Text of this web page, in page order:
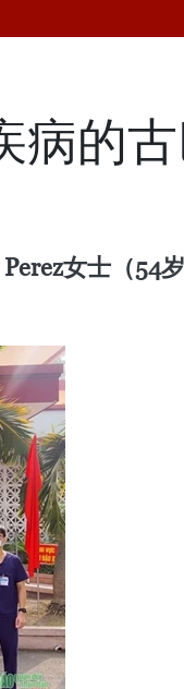
病的
女士（54岁